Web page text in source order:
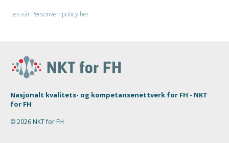
Les vår Personvernpolicy her
Nasjonalt kvalitets- og kompetansenettverk for FH - NKT
for FH
© 2026 NKT for FH